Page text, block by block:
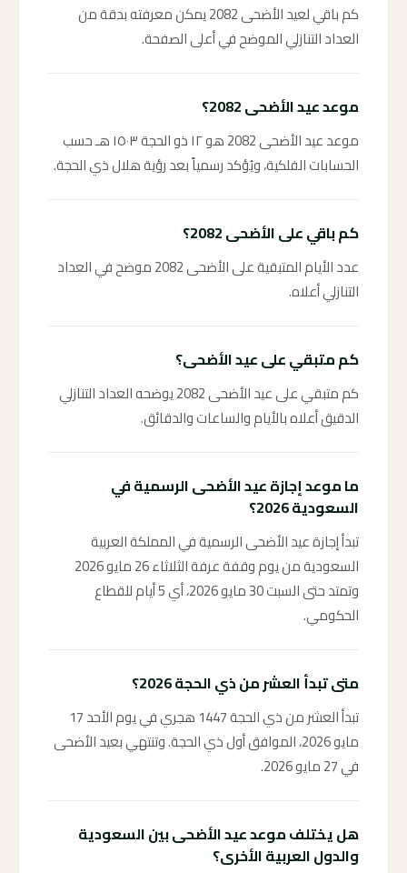
كم باقي لعيد الأضحى 2082 يمكن معرفته بدقة من
العداد التنازلي الموضح في أعلى الصفحة.
موعد عيد الأضحى 2082؟
موعد عيد الأضحى 2082 هو ١٢ ذو الحجة ١٥٠٣ هـ حسب
الحسابات الفلكية، ويُؤكد رسمياً بعد رؤية هلال ذي الحجة.
كم باقي على الأضحى 2082؟
عدد الأيام المتبقية على الأضحى 2082 موضح في العداد
التنازلي أعلاه.
كم متبقي على عيد الأضحى؟
كم متبقي على عيد الأضحى 2082 يوضحه العداد التنازلي
الدقيق أعلاه بالأيام والساعات والدقائق.
ما موعد إجازة عيد الأضحى الرسمية في
السعودية 2026؟
تبدأ إجازة عيد الأضحى الرسمية في المملكة العربية
السعودية من يوم وقفة عرفة الثلاثاء 26 مايو 2026
وتمتد حتى السبت 30 مايو 2026، أي 5 أيام للقطاع
الحكومي.
متى تبدأ العشر من ذي الحجة 2026؟
تبدأ العشر من ذي الحجة 1447 هجري في يوم الأحد 17
مايو 2026، الموافق أول ذي الحجة. وتنتهي بعيد الأضحى
في 27 مايو 2026.
هل يختلف موعد عيد الأضحى بين السعودية
والدول العربية الأخرى؟